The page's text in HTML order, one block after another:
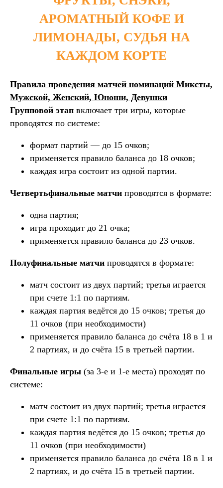
АРОМАТНЫЙ КОФЕ И
ЛИМОНАДЫ, СУДЬЯ НА
КАЖДОМ КОРТЕ
Правила проведения матчей номинаций Миксты,
Мужской, Женский, Юноши, Девушки
Групповой этап включает три игры, которые
проводятся по системе:
формат партий — до 15 очков;
применяется правило баланса до 18 очков;
каждая игра состоит из одной партии.
Четвертьфинальные матчи проводятся в формате:
одна партия;
игра проходит до 21 очка;
применяется правило баланса до 23 очков.
Полуфинальные матчи проводятся в формате:
матч состоит из двух партий; третья играется
при счете 1:1 по партиям.
каждая партия ведётся до 15 очков; третья до
11 очков (при необходимости)
применяется правило баланса до счёта 18 в 1 и
2 партиях, и до счёта 15 в третьей партии.
Финальные игры (за 3-е и 1-е места) проходят по
системе:
матч состоит из двух партий; третья играется
при счете 1:1 по партиям.
каждая партия ведётся до 15 очков; третья до
11 очков (при необходимости)
применяется правило баланса до счёта 18 в 1 и
2 партиях, и до счёта 15 в третьей партии.